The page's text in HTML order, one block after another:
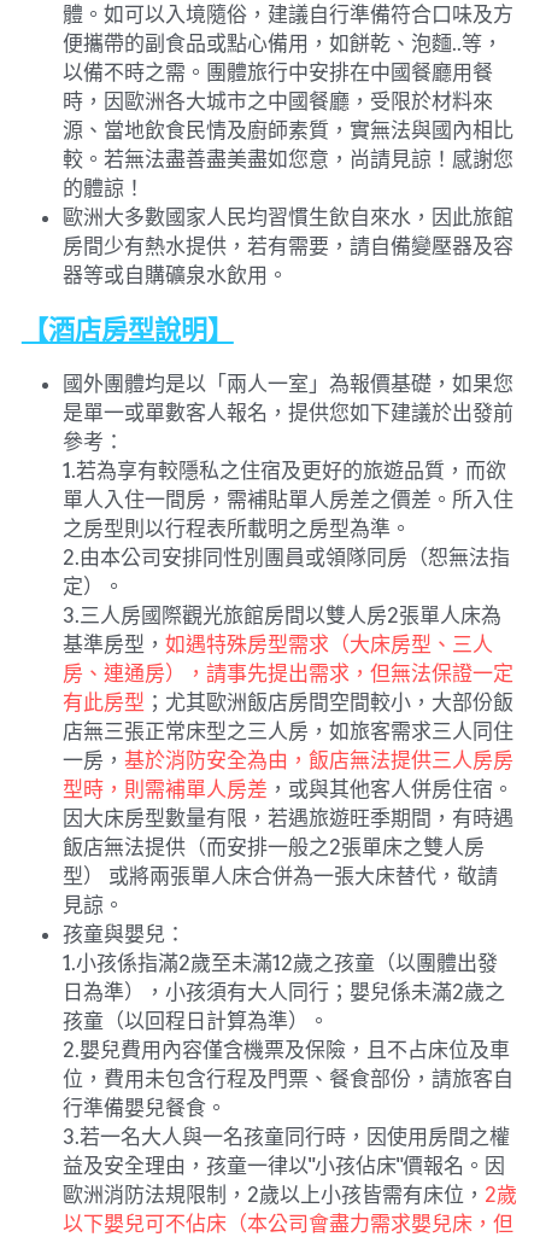
體。如可以入境隨俗，建議自行準備符合口味及方
便攜帶的副食品或點心備用，如餅乾、泡麵..等，
以備不時之需。團體旅行中安排在中國餐廳用餐
時，因歐洲各大城市之中國餐廳，受限於材料來
源、當地飲食民情及廚師素質，實無法與國內相比
較。若無法盡善盡美盡如您意，尚請見諒！感謝您
的體諒！
歐洲大多數國家人民均習慣生飲自來水，因此旅館
房間少有熱水提供，若有需要，請自備變壓器及容
器等或自購礦泉水飲用。
【酒店房型說明】
國外團體均是以「兩人一室」為報價基礎，如果您
是單一或單數客人報名，提供您如下建議於出發前
參考：
1.若為享有較隱私之住宿及更好的旅遊品質，而欲
單人入住一間房，需補貼單人房差之價差。所入住
之房型則以行程表所載明之房型為準。
2.由本公司安排同性別團員或領隊同房（恕無法指
定）。
3.三人房國際觀光旅館房間以雙人房2張單人床為
基準房型， 如遇特殊房型需求（大床房型、三人
房、連通房），請事先提出需求，但無法保證一定
有此房型 ；尤其歐洲飯店房間空間較小，大部份飯
店無三張正常床型之三人房，如旅客需求三人同住
一房， 基於消防安全為由，飯店無法提供三人房房
型時，則需補單人房差 ，或與其他客人併房住宿。
因大床房型數量有限，若遇旅遊旺季期間，有時遇
飯店無法提供（而安排一般之2張單床之雙人房
型） 或將兩張單人床合併為一張大床替代，敬請
見諒。
孩童與嬰兒：
1.小孩係指滿2歲至未滿12歲之孩童（以團體出發
日為準），小孩須有大人同行；嬰兒係未滿2歲之
孩童（以回程日計算為準）。
2.嬰兒費用內容僅含機票及保險，且不占床位及車
位，費用未包含行程及門票、餐食部份，請旅客自
行準備嬰兒餐食。
3.若一名大人與一名孩童同行時，因使用房間之權
益及安全理由，孩童一律以"小孩佔床"價報名。因
歐洲消防法規限制，2歲以上小孩皆需有床位， 2歲
以下嬰兒可不佔床（本公司會盡力需求嬰兒床，但